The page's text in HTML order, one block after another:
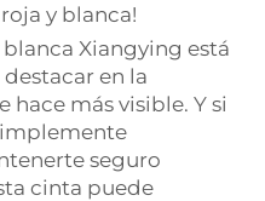
y blanca!
Xiangying está
en la
hace más visible. Y si
seguro
cinta puede